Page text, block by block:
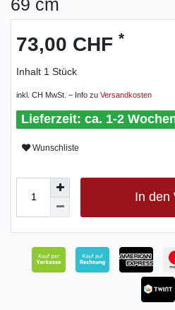
69 cm
73,00 CHF *
Inhalt 1 Stück
inkl. CH MwSt. – Info zu Versandkosten
ca. 1-2
Wunschliste
In den